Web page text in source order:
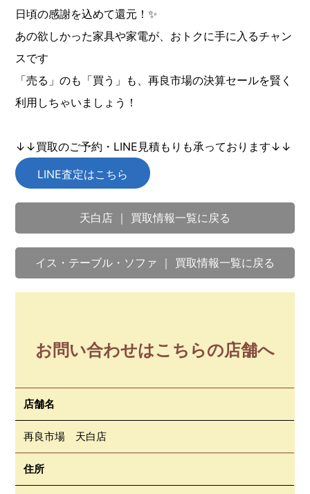
日頃の感謝を込めて還元！✨
あの欲しかった家具や家電が、おトクに手に入るチャン
スです
「売る」のも「買う」も、再良市場の決算セールを賢く
利用しちゃいましょう！
↓↓買取のご予約・LINE見積もりも承っております↓↓
LINE査定はこちら
天白店 ｜ 買取情報一覧に戻る
イス・テーブル・ソファ ｜ 買取情報一覧に戻る
お問い合わせはこちらの店舗へ
店舗名
再良市場 天白店
住所